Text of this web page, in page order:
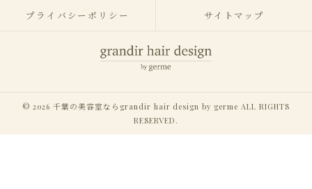
プライバシーポリシー サイトマップ
© 2026 千葉の美容室ならgrandir hair design by germe ALL RIGHTS
RESERVED.